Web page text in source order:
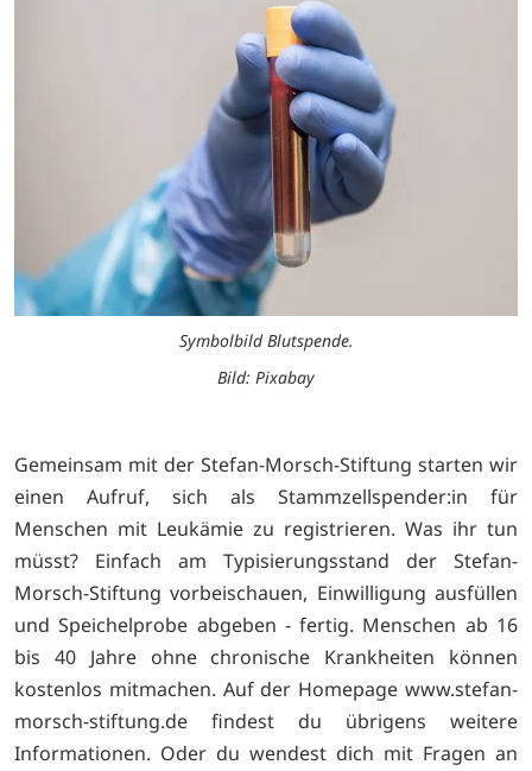
Symbolbild Blutspende.
Bild: Pixabay
Gemeinsam mit der Stefan-Morsch-Stiftung starten wir
einen Aufruf, sich als Stammzellspender:in für
Menschen mit Leukämie zu registrieren. Was ihr tun
müsst? Einfach am Typisierungsstand der Stefan-
Morsch-Stiftung vorbeischauen, Einwilligung ausfüllen
und Speichelprobe abgeben - fertig. Menschen ab 16
bis 40 Jahre ohne chronische Krankheiten können
kostenlos mitmachen. Auf der Homepage www.stefan-
morsch-stiftung.de findest du übrigens weitere
Informationen. Oder du wendest dich mit Fragen an